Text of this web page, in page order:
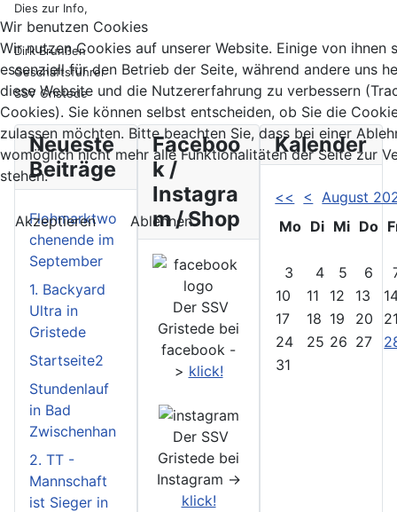
Dies zur Info,
Dirk Brunßen
Geschäftsführer
SSV Gristede
Neueste
Beiträge
Flohmarktwo
chenende im
September
1. Backyard
Ultra in
Gristede
Startseite2
Stundenlauf
in Bad
Zwischenhan
2. TT -
Mannschaft
ist Sieger in
Faceboo
k /
Instagra
m / Shop
Der SSV
Gristede bei
facebook -
> klick!
Der SSV
Gristede bei
Instagram ->
klick!
Kalender
<< <
August
Mo Di Mi Do
3 4 5 6
10
11 12 13
17
18 19 20
24
25 26 27
31
Wir benutzen Cookies
Wir nutzen Cookies auf unserer Website. Einige von ihnen
essenziell für den Betrieb der Seite, während andere uns
diese Website und die Nutzererfahrung zu verbessern
Cookies). Sie können selbst entscheiden, ob Sie die
zulassen möchten. Bitte beachten Sie, dass bei einer
womöglich nicht mehr alle Funktionalitäten der Seite zur
stehen.
Akzeptieren Ablehnen